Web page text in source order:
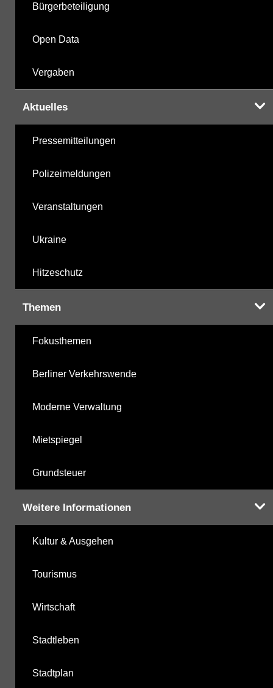
Bürgerbeteiligung
Open Data
Vergaben
Aktuelles
Pressemitteilungen
Polizeimeldungen
Veranstaltungen
Ukraine
Hitzeschutz
Themen
Fokusthemen
Berliner Verkehrswende
Moderne Verwaltung
Mietspiegel
Grundsteuer
Weitere Informationen
Kultur & Ausgehen
Tourismus
Wirtschaft
Stadtleben
Stadtplan